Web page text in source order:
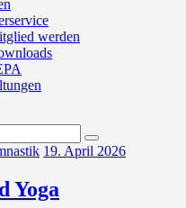
werden
19. April 2026
Yoga